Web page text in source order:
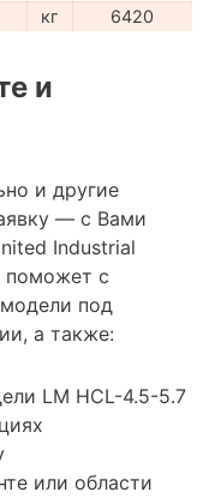
кг 6420
и
и другие
— с Вами
Industrial
поможет с
под
а также:
LM HCL-4.5-5.7
или области